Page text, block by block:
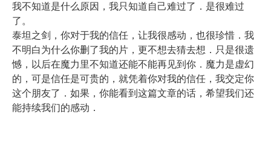
我不知道是什么原因，我只知道自己难过了．是很难过
了。
泰坦之剑，你对于我的信任，让我很感动，也很珍惜．我
不明白为什么你删了我的片，更不想去猜去想．只是很遗
憾，以后在魔力里不知道还能不能再见到你．魔力是虚幻
的，可是信任是可贵的，就凭着你对我的信任，我交定你
这个朋友了．如果，你能看到这篇文章的话，希望我们还
能持续我们的感动．